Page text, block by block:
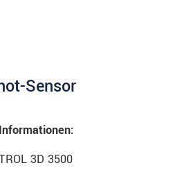
Sensor
3D 3500